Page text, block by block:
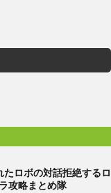
たロボの対話拒絶するロ
攻略まとめ隊